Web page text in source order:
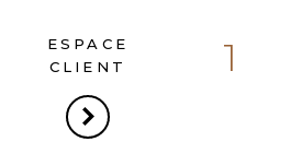
ESPACE
CLIENT